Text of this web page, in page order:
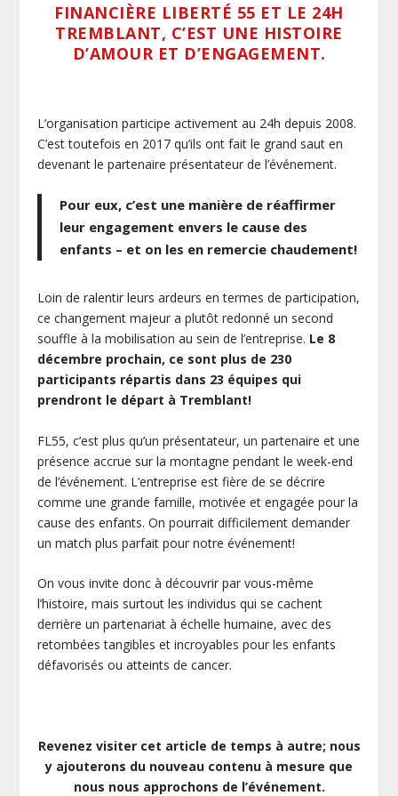
FINANCIÈRE LIBERTÉ 55 ET LE 24H
TREMBLANT, C’EST UNE HISTOIRE
D’AMOUR ET D’ENGAGEMENT.
L’organisation participe activement au 24h depuis 2008.
C’est toutefois en 2017 qu’ils ont fait le grand saut en
devenant le partenaire présentateur de l’événement.
Pour eux, c’est une manière de réaffirmer
leur engagement envers le cause des
enfants – et on les en remercie chaudement!
Loin de ralentir leurs ardeurs en termes de participation,
ce changement majeur a plutôt redonné un second
souffle à la mobilisation au sein de l’entreprise. Le 8
décembre prochain, ce sont plus de 230
participants répartis dans 23 équipes qui
prendront le départ à Tremblant!
FL55, c’est plus qu’un présentateur, un partenaire et une
présence accrue sur la montagne pendant le week-end
de l’événement. L’entreprise est fière de se décrire
comme une grande famille, motivée et engagée pour la
cause des enfants. On pourrait difficilement demander
unmatchplus parfait pour notre événement!
On vous invite donc à découvrir par vous-même
l’histoire, mais surtout les individus qui se cachent
derrière un partenariat à échelle humaine, avec des
retombées tangibles et incroyables pour les enfants
défavorisés ou atteints de cancer.
Revenez visiter cet article de temps à autre; nous
y ajouterons du nouveau contenu à mesure que
nous nous approchons de l’événement.